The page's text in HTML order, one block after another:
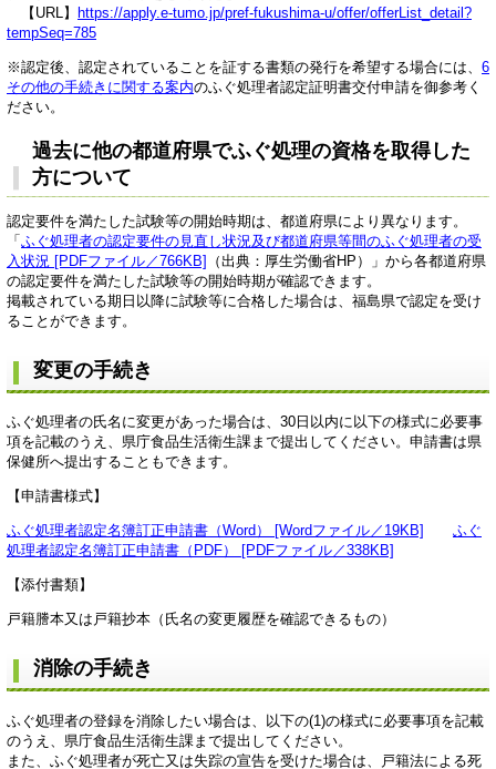
【URL】
https://apply.e-tumo.jp/pref-fukushima-u/offer/offerList_detail?
tempSeq=785​
※認定後、認定されていることを証する書類の発行を希望する場合には、 6
その他の手続きに関する案内のふぐ処理者認定証明書交付申請を御参考く
ださい。
過去に他の都道府県でふぐ処理の資格を取得した
方について
認定要件を満たした試験等の開始時期は、都道府県により異なります。
「ふぐ処理者の認定要件の見直し状況及び都道府県等間のふぐ処理者の受
入状況 [PDFファイル／766KB] （出典：厚生労働省HP）」から各都道府県
の認定要件を満たした試験等の開始時期が確認できます。
掲載されている期日以降に試験等に合格した場合は、福島県で認定を受け
ることができます。
変更の手続き
ふぐ処理者の氏名に変更があった場合は、30日以内に以下の様式に必要事
項を記載のうえ、県庁食品生活衛生課まで提出してください。申請書は県
保健所へ提出することもできます。
【申請書様式】
ふぐ処理者認定名簿訂正申請書（Word） [Wordファイル／19KB]
ふぐ
処理者認定名簿訂正申請書（PDF） [PDFファイル／338KB]
【添付書類】
戸籍謄本又は戸籍抄本（氏名の変更履歴を確認できるもの）
消除の手続き
ふぐ処理者の登録を消除したい場合は、以下の(1)の様式に必要事項を記載
のうえ、県庁食品生活衛生課まで提出してください。
また、ふぐ処理者が死亡又は失踪の宣告を受けた場合は、戸籍法による死